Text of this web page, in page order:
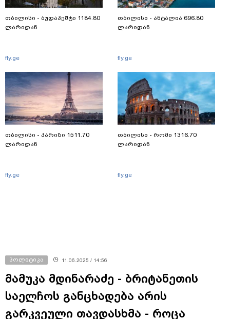
თბილისი - ბუდაპეშტი 1184.80
ლარიდან
fly.ge
თბილისი - პარიზი 1511.70
ლარიდან
fly.ge
თბილისი - ანტალია 696.80
ლარიდან
fly.ge
თბილისი - რომი 1316.70
ლარიდან
fly.ge
პოლიტიკა 11.06.2025 / 14:56
მამუკა მდინარაძე - ბრიტანეთის
საელჩოს განცხადება არის
გარკვეული თავდასხმა - როცა